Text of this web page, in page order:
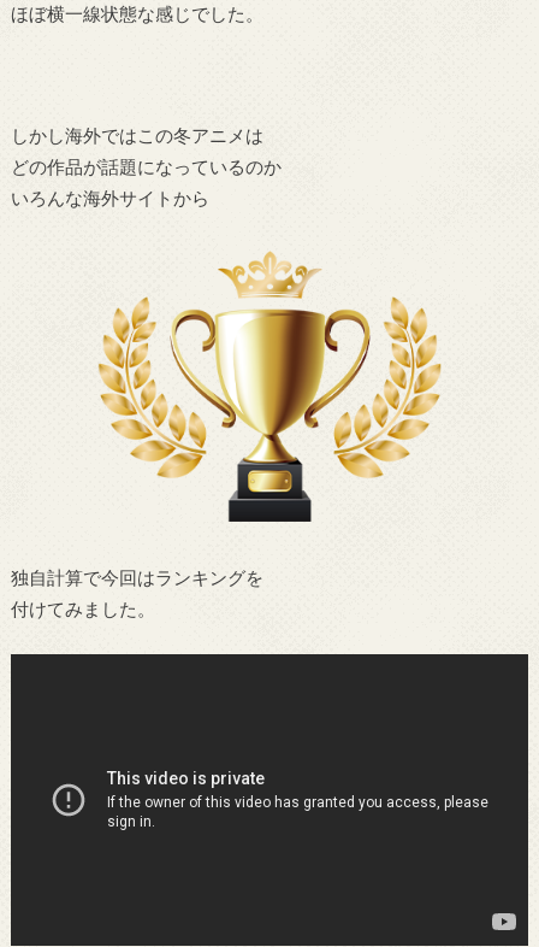
ほぼ横一線状態な感じでした。
しかし海外ではこの冬アニメは
どの作品が話題になっているのか
いろんな海外サイトから
独自計算で今回はランキングを
付けてみました。